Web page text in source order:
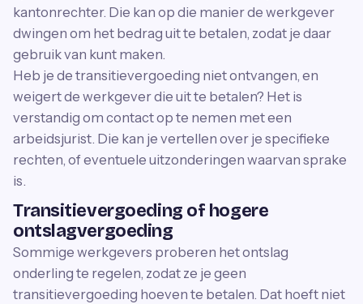
kantonrechter. Die kan op die manier de werkgever
dwingen om het bedrag uit te betalen, zodat je daar
gebruik van kunt maken.
Heb je de transitievergoeding niet ontvangen, en
weigert de werkgever die uit te betalen? Het is
verstandig om contact op te nemen met een
arbeidsjurist. Die kan je vertellen over je specifieke
rechten, of eventuele uitzonderingen waarvan sprake
is.
Transitievergoeding of hogere
ontslagvergoeding
Sommige werkgevers proberen het ontslag
onderling te regelen, zodat ze je geen
transitievergoeding hoeven te betalen. Dat hoeft niet